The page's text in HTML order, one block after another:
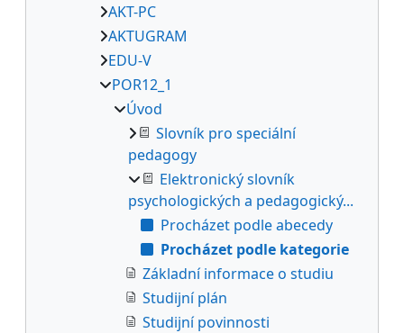
AKT-PC
AKTUGRAM
EDU-V
POR12_1
Úvod
Slovník pro speciální
pedagogy
Elektronický slovník
psychologických a pedagogický...
Procházet podle abecedy
Procházet podle kategorie
Základní informace o studiu
Studijní plán
Studijní povinnosti